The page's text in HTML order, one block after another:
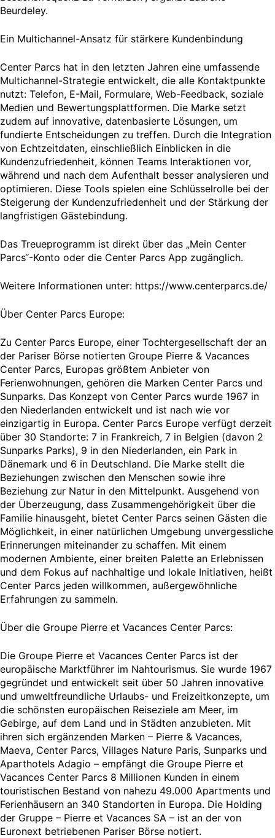
Beurdeley.
Ein Multichannel-Ansatz für stärkere Kundenbindung
Center Parcs hat in den letzten Jahren eine umfassende
Multichannel-Strategie entwickelt, die alle Kontaktpunkte
nutzt: Telefon, E-Mail, Formulare, Web-Feedback, soziale
Medien und Bewertungsplattformen. Die Marke setzt
zudem auf innovative, datenbasierte Lösungen, um
fundierte Entscheidungen zu treffen. Durch die Integration
von Echtzeitdaten, einschließlich Einblicken in die
Kundenzufriedenheit, können Teams Interaktionen vor,
während und nach dem Aufenthalt besser analysieren und
optimieren. Diese Tools spielen eine Schlüsselrolle bei der
Steigerung der Kundenzufriedenheit und der Stärkung der
langfristigen Gästebindung.
Das Treueprogramm ist direkt über das „Mein Center
Parcs“-Konto oder die Center Parcs App zugänglich.
Weitere Informationen unter: https://www.centerparcs.de/
Über Center Parcs Europe:
Zu Center Parcs Europe, einer Tochtergesellschaft der an
der Pariser Börse notierten Groupe Pierre & Vacances
Center Parcs, Europas größtem Anbieter von
Ferienwohnungen, gehören die Marken Center Parcs und
Sunparks. Das Konzept von Center Parcs wurde 1967 in
den Niederlanden entwickelt und ist nach wie vor
einzigartig in Europa. Center Parcs Europe verfügt derzeit
über 30 Standorte: 7 in Frankreich, 7 in Belgien (davon 2
Sunparks Parks), 9 in den Niederlanden, ein Park in
Dänemark und 6 in Deutschland. Die Marke stellt die
Beziehungen zwischen den Menschen sowie ihre
Beziehung zur Natur in den Mittelpunkt. Ausgehend von
der Überzeugung, dass Zusammengehörigkeit über die
Familie hinausgeht, bietet Center Parcs seinen Gästen die
Möglichkeit, in einer natürlichen Umgebung unvergessliche
Erinnerungen miteinander zu schaffen. Mit einem
modernen Ambiente, einer breiten Palette an Erlebnissen
und dem Fokus auf nachhaltige und lokale Initiativen, heißt
Center Parcs jeden willkommen, außergewöhnliche
Erfahrungen zu sammeln.
Über die Groupe Pierre et Vacances Center Parcs:
Die Groupe Pierre et Vacances Center Parcs ist der
europäische Marktführer im Nahtourismus. Sie wurde 1967
gegründet und entwickelt seit über 50 Jahren innovative
und umweltfreundliche Urlaubs- und Freizeitkonzepte, um
die schönsten europäischen Reiseziele am Meer, im
Gebirge, auf dem Land und in Städten anzubieten. Mit
ihren sich ergänzenden Marken – Pierre & Vacances,
Maeva, Center Parcs, Villages Nature Paris, Sunparks und
Aparthotels Adagio – empfängt die Groupe Pierre et
Vacances Center Parcs 8 Millionen Kunden in einem
touristischen Bestand von nahezu 49.000 Apartments und
Ferienhäusern an 340 Standorten in Europa. Die Holding
der Gruppe – Pierre et Vacances SA – ist an der von
Euronext betriebenen Pariser Börse notiert.